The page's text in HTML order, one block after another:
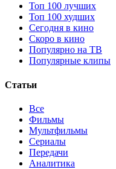
Топ 100 лучших
Топ 100 худших
Сегодня в кино
Скоро в кино
Популярно на ТВ
Популярные клипы
Статьи
Все
Фильмы
Мультфильмы
Сериалы
Передачи
Аналитика